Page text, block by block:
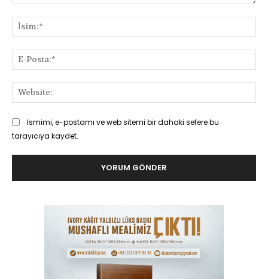
Ismimi, e-postamı ve web sitemi bir dahaki sefere bu
tarayıcıya kaydet.